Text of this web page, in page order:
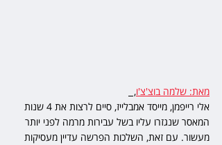
מאת: שלמה בוצ'צ'ו,
אלי רייפמן, מייסד אמבלייז, סיים לרצות את 4 שנות
המאסר שנגזרו עליו בשל עבירות מרמה לפני יותר
מעשור. עם זאת, השלכות הפרשה עדיין מעסיקות